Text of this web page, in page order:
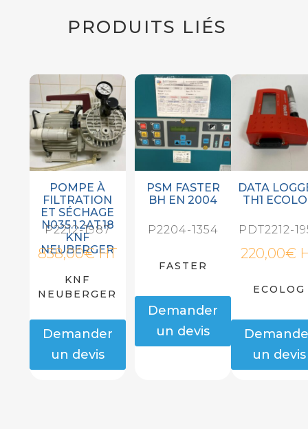
PRODUITS LIÉS
POMPE À
FILTRATION
ET SÉCHAGE
N035.1.2AT.18
KNF
NEUBERGER
P2212-1987
838,00€ HT
KNF
NEUBERGER
Demander
un devis
PSM FASTER
BH EN 2004
P2204-1354
FASTER
Demander
un devis
DATA
TH1
PDT2212-
220,00€
ECOLOG
un devis